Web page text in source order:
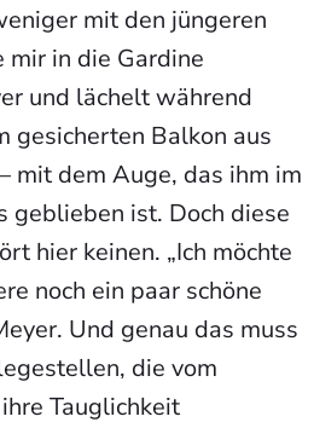
mit den jüngeren
mir in die Gardine
und lächelt während
gesicherten Balkon aus
mit dem Auge, das ihm im
geblieben ist. Doch diese
hier keinen. „Ich möchte
noch ein paar schöne
Und genau das muss
die vom
Tauglichkeit